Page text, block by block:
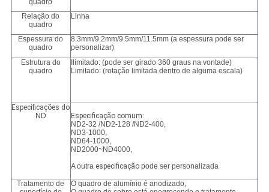
quadro
Relação do
quadro
Linha
Espessura do
quadro
8.3mm/9.2mm/9.5mm/11.5mm (a espessura pode ser
personalizar)
Estrutura do
quadro
Ilimitado: (pode ser girado 360 graus na vontade)
Limitado: (rotação limitada dentro de alguma escala)
Especificações do
ND
Especificação comum:
ND2-32 /ND2-128 /ND2-400,
ND3-1000,
ND64-1000,
ND2000~ND4000,
A outraespecificação pode ser personalizada
Tratamento de
O quadro de alumínio é anodizado,